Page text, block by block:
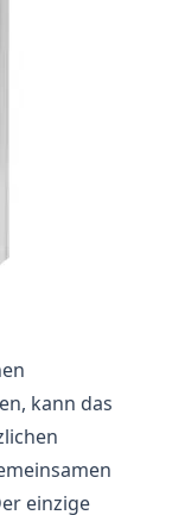
kann das
einzige